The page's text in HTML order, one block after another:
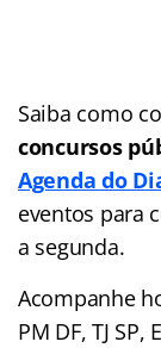
Saiba como
concursos
Agenda do
eventos para
a segunda.
Acompanhe
PM DF, TJ SP,